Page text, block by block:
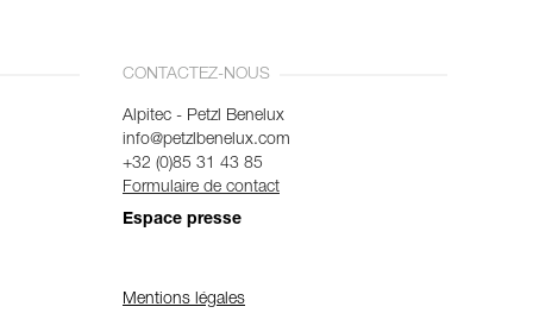
CONTACTEZ-NOUS
Alpitec - Petzl Benelux
info@petzlbenelux.com
+32 (0)85 31 43 85
Formulaire de contact
Espace presse
Mentions légales